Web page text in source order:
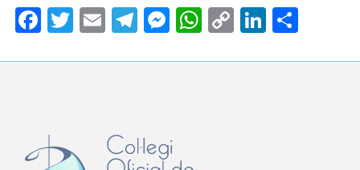
Facebook
Twitter
EmailTelegram
Messenger
WhatsApp
Copy
Link